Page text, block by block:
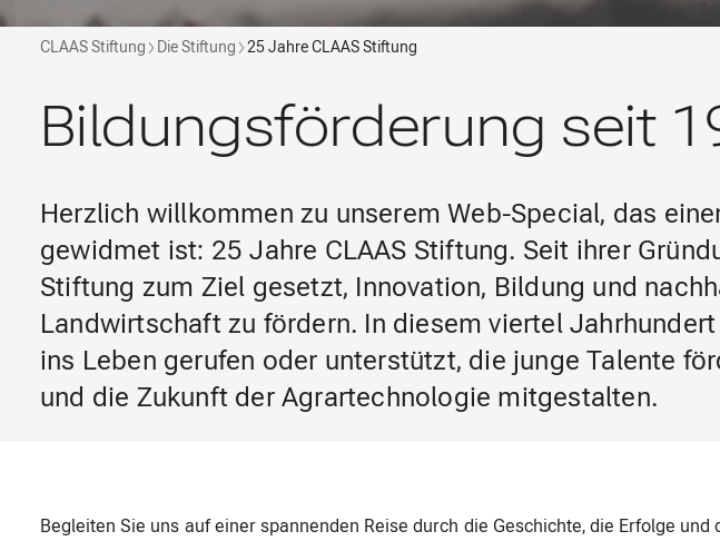
CLAAS Stiftung Die Stiftung 25 Jahre CLAAS Stiftung
Bildungsförderung seit
Herzlich willkommen zu unserem Web-Special, das
gewidmet ist: 25 Jahre CLAAS Stiftung. Seit ihrer
Stiftung zum Ziel gesetzt, Innovation, Bildung und
Landwirtschaft zu fördern. In diesem viertel
ins Leben gerufen oder unterstützt, die junge Talente
und die Zukunft der Agrartechnologie mitgestalten.
Begleiten Sie uns auf einer spannenden Reise durch die Geschichte, die Erfolge